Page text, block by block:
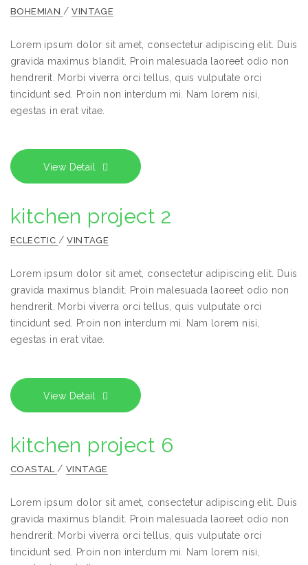
BOHEMIAN / VINTAGE
Lorem ipsum dolor sit amet, consectetur adipiscing elit. Duis
gravida maximus blandit. Proin malesuada laoreet odio non
hendrerit. Morbi viverra orci tellus, quis vulputate orci
tincidunt sed. Proin non interdum mi. Nam lorem nisi,
egestas in erat vitae.
View Detail
kitchen project 2
ECLECTIC / VINTAGE
Lorem ipsum dolor sit amet, consectetur adipiscing elit. Duis
gravida maximus blandit. Proin malesuada laoreet odio non
hendrerit. Morbi viverra orci tellus, quis vulputate orci
tincidunt sed. Proin non interdum mi. Nam lorem nisi,
egestas in erat vitae.
View Detail
kitchen project 6
COASTAL/ VINTAGE
Lorem ipsum dolor sit amet, consectetur adipiscing elit. Duis
gravida maximus blandit. Proin malesuada laoreet odio non
hendrerit. Morbi viverra orci tellus, quis vulputate orci
tincidunt sed. Proin non interdum mi. Nam lorem nisi,